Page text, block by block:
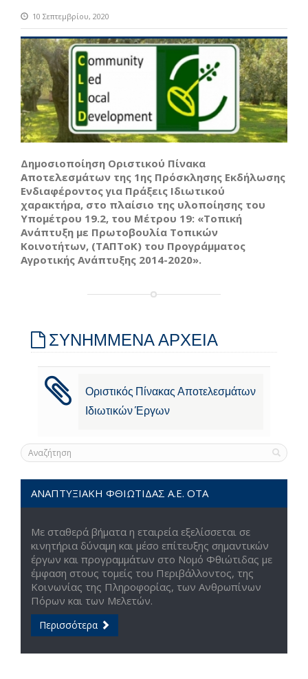
10 Σεπτεμβρίου, 2020
Δημοσιοποίηση Οριστικού Πίνακα
Αποτελεσμάτων της 1ης Πρόσκλησης Εκδήλωσης
Ενδιαφέροντος για Πράξεις Ιδιωτικού
χαρακτήρα, στο πλαίσιο της υλοποίησης του
Υπομέτρου 19.2, του Μέτρου 19: «Τοπική
Ανάπτυξη με Πρωτοβουλία Τοπικών
Κοινοτήτων, (ΤΑΠΤοΚ) του Προγράμματος
Αγροτικής Ανάπτυξης 2014-2020».
ΣΥΝΗΜΜΕΝΑ ΑΡΧΕΙΑ
Οριστικός Πίνακας Αποτελεσμάτων
Ιδιωτικών Έργων
ΑΝΑΠΤΥΞΙΑΚΗ ΦΘΙΩΤΙΔΑΣ Α.Ε. ΟΤΑ
Με σταθερά βήματα η εταιρεία εξελίσσεται σε
κινητήρια δύναμη και μέσο επίτευξης σημαντικών
έργων και προγραμμάτων στο Νομό Φθιώτιδας με
έμφαση στους τομείς του Περιβάλλοντος, της
Κοινωνίας της Πληροφορίας, των Ανθρωπίνων
Πόρων και των Μελετών.
Περισσότερα